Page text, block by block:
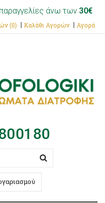
άνω των 30€
(0) Καλάθι Αγορών Αγορά